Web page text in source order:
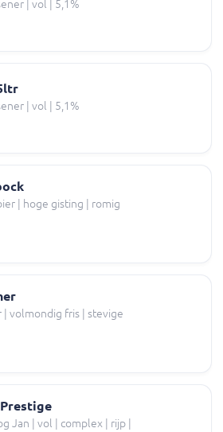
| vol | 5,1%
| vol | 5,1%
| hoge gisting | romig
| volmondig fris | stevige
Jan | vol | complex | rijp |